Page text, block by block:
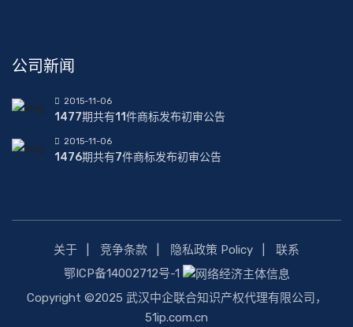
公司新闻
2015-11-06
1477期共有11件商标发布初审公告
2015-11-06
1476期共有7件商标发布初审公告
关于 竞争条款 隐私政策 Policy
联系
鄂ICP备14002712号-1
Copyright ©2025 武汉中企联合知识产权代理有限公司，
51ip.com.cn